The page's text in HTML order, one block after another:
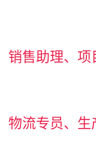
销售助理、
物流专员、